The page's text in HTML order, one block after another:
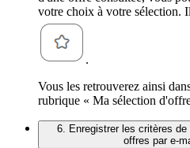
votre choix à votre sélection.
.
Vous les retrouverez ainsi
rubrique « Ma sélection
6. Enregistrer les critères
offres par e-